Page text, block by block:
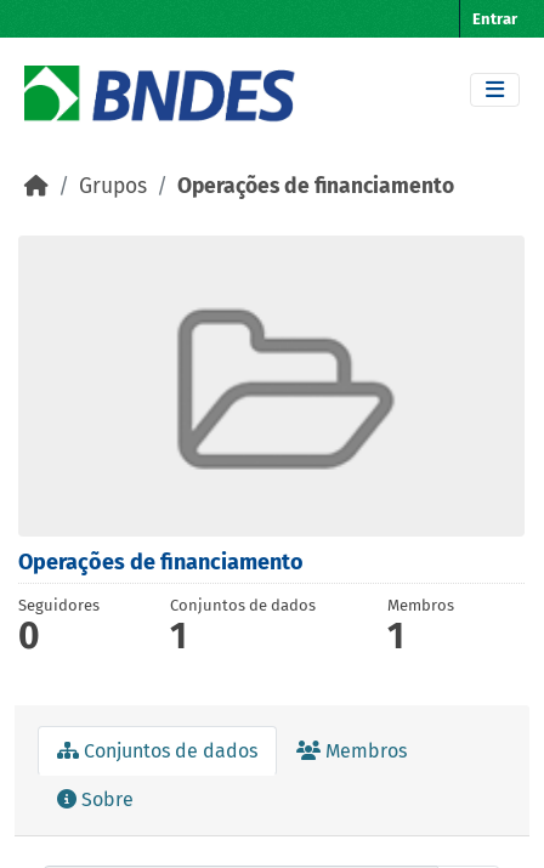
Entrar
Grupos Operações de financiamento
Operações de financiamento
Seguidores
0
Conjuntos de dados
1
Membros
1
Conjuntos de dados Membros
Sobre